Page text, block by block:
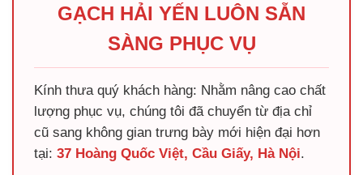
GẠCH HẢI YẾN LUÔN SẴN
SÀNG PHỤC VỤ
Kính thưa quý khách hàng: Nhằm nâng cao chất
lượng phục vụ, chúng tôi đã chuyển từ địa chỉ
cũ sang không gian trưng bày mới hiện đại hơn
tại: 37 Hoàng Quốc Việt, Cầu Giấy, Hà Nội.